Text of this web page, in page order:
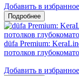
Добавить в избранное
düfa Premium:
потолков
Добавить в избранное